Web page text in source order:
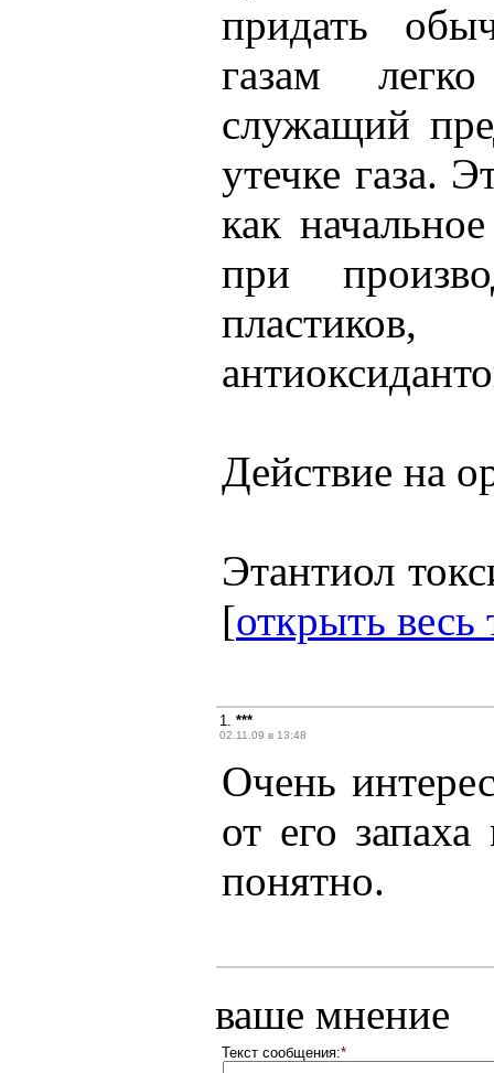
придать
газам
служащий
утечке газа.
как
при
Действие на
Этантиол
[открыть весь
1. ***
02.11.09 в 13:48
Очень
от его
понятно.
ваше мнение
Текст сообщения:*